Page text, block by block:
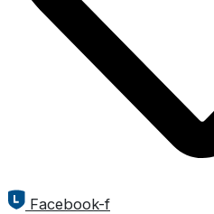
Facebook-f